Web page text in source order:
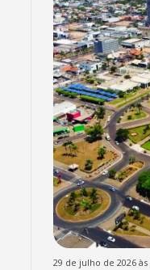
29 de julho de 2026 às